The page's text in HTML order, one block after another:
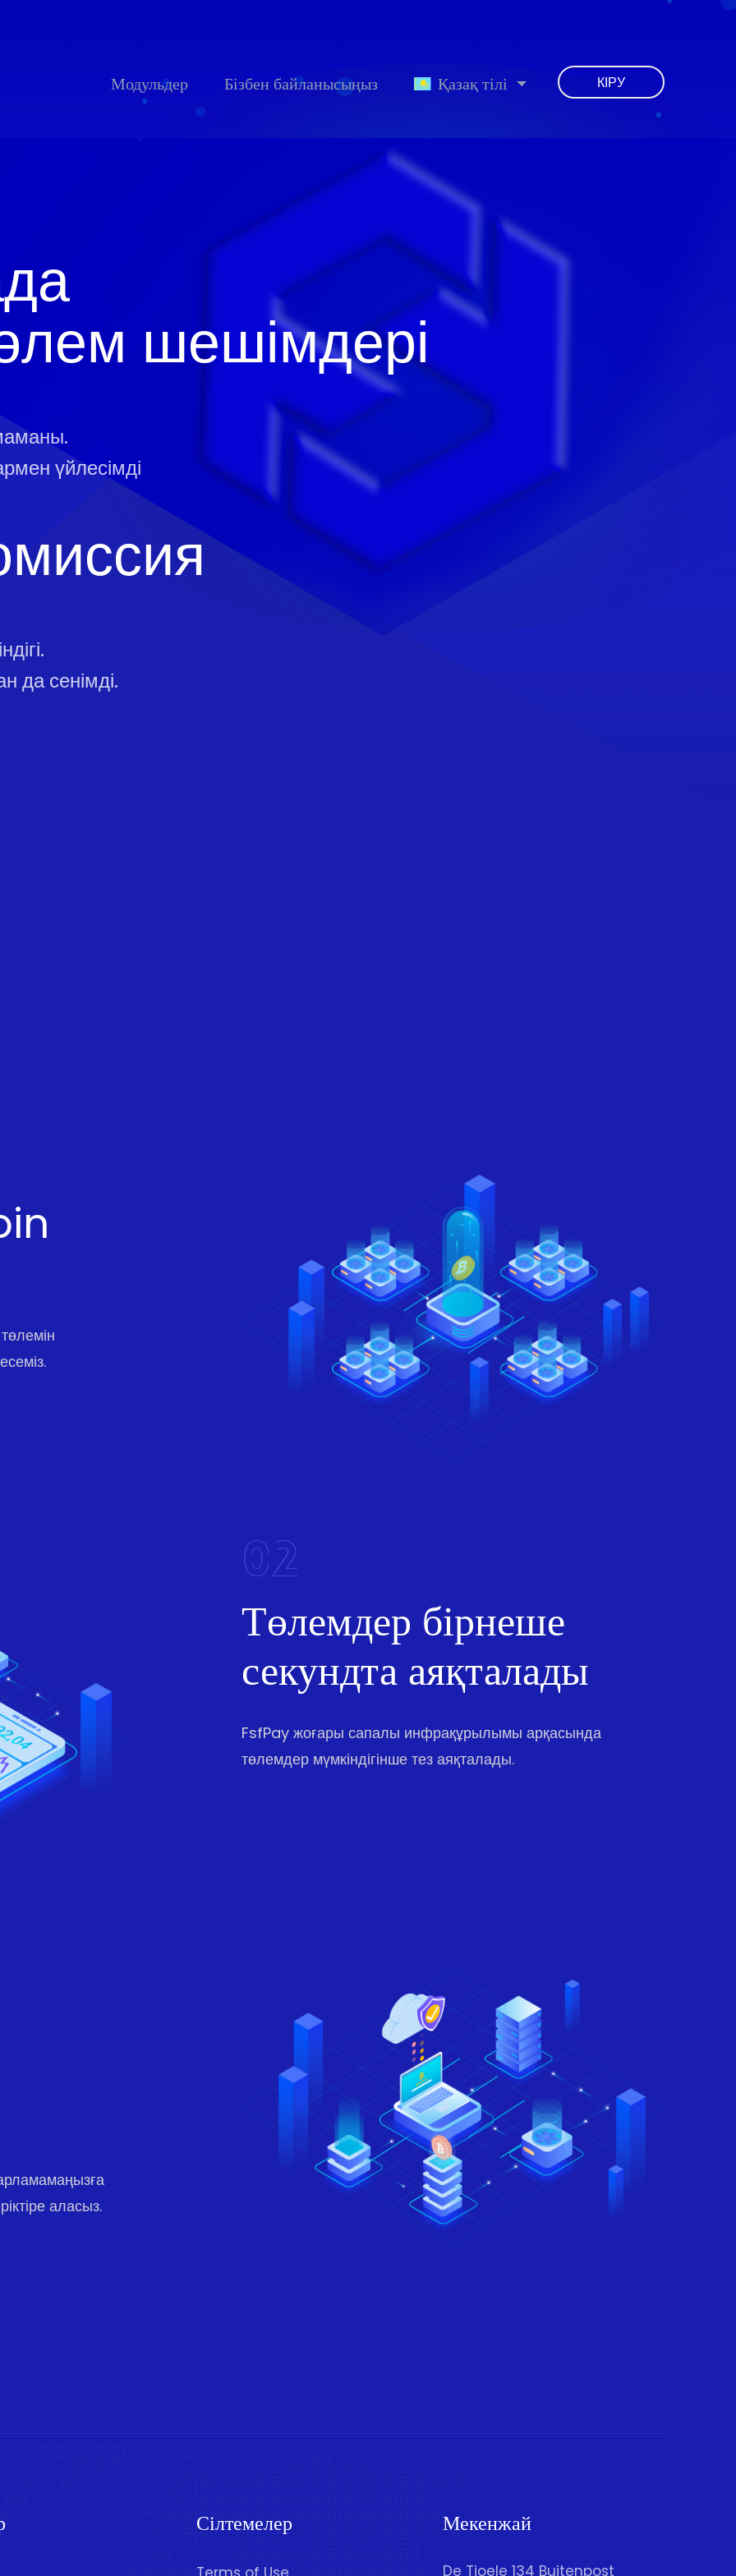
КІРУ
Модульдер Бізбен байланысыңыз Қазақ тілі
шешімдері
үйлесімді
да сенімді.
02
Төлемдер бірнеше
секундта аяқталады
FsfPay жоғары сапалы инфрақұрылымы арқасында
төлемдер мүмкіндігінше тез аяқталады.
аласыз.
Сілтемелер Мекенжай
De Tjoele 134 Buitenpost